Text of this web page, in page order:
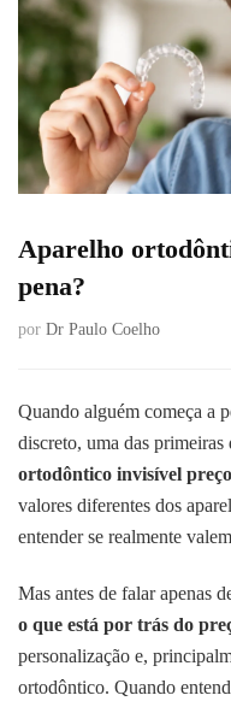
Aparelho
pena?
por Dr Paulo Coelho
Quando alguém começa a
discreto, uma das
ortodôntico invisível preço
valores diferentes dos
entender se realmente
Mas antes de falar apenas
o que está por trás do
personalização e,
ortodôntico. Quando